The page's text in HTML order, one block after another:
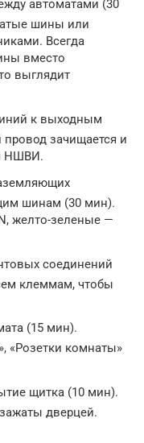
автоматами (30
шины или
Всегда
вместо
выглядит
к выходным
зачищается и
НШВИ.
шинам (30 мин).
желто-зеленые —
соединений
клеммам, чтобы
(15 мин).
«Розетки комнаты»
щитка (10 мин).
дверцей.